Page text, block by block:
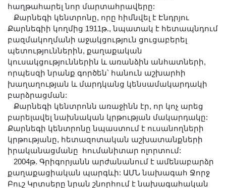
հաղթահարել նոր մարտահրավերը:
Քարնեգի կենտրոնը, որը հիմնվել է Էնդրյու
Քարնեգիի կողմից 1911թ., նպատակ է հետապնդում
բազմակողմանի աջակցություն ցուցաբերել
պետություններին, քաղաքական
կուսակցություններին և առանձին անհատների,
որպեսզի նրանք գործեն՝ հանուն աշխարհի
խաղաղության և մարդկանց կենսամակարդակի
բարձրացման:
Քարնեգի կենտրոնն առաջինն էր, որ կոչ արեց
բարելավել նախնական կրթության մակարդակը:
Քարնեգի կենտրոնը նպաստում է ուսանողների
կրթությանը, հետազոտական աշխատանքների
իրականացմանը հումանիտար ոլորտում:
2004թ. Գրիգորյանն արժանանում է ամենաբարձր
քաղաքացիական պարգևի: ԱՄՆ նախագահ Ջորջ
Բուշ Կրտսերը նրան շնորհում է նախագահական